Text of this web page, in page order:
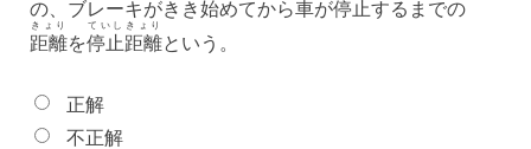
の、ブレーキがきき始めてから車が停止するまでの
距離
きょり
を停止
ていし
距離
きょり
という。
正解
不正解